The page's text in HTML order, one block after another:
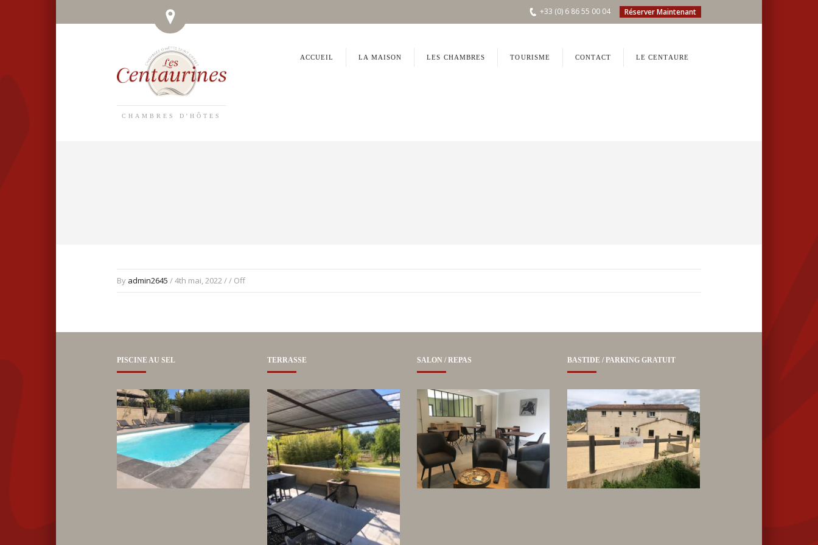
Réserver Maintenant
+33 (0) 6 86 55 00 04
CHAMBRES D'HÔTES
ACCUEIL LA MAISON LES CHAMBRES TOURISME CONTACT LE CENTAURE
By admin2645 / 4th mai, 2022 / / Off
PISCINE AU SEL TERRASSE SALON / REPAS BASTIDE / PARKING GRATUIT